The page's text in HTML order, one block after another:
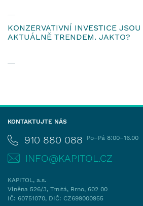
KONZERVATIVNÍ INVESTICE JSOU
AKTUÁLNĚ TRENDEM. JAKTO?
KONTAKTUJTE NÁS
910 880 088 Po–Pá 8:00–16.00
INFO@KAPITOL.CZ
KAPITOL, a.s.
Vlněna 526/3, Trnitá, Brno, 602 00
IČ: 60751070, DIČ: CZ699000955